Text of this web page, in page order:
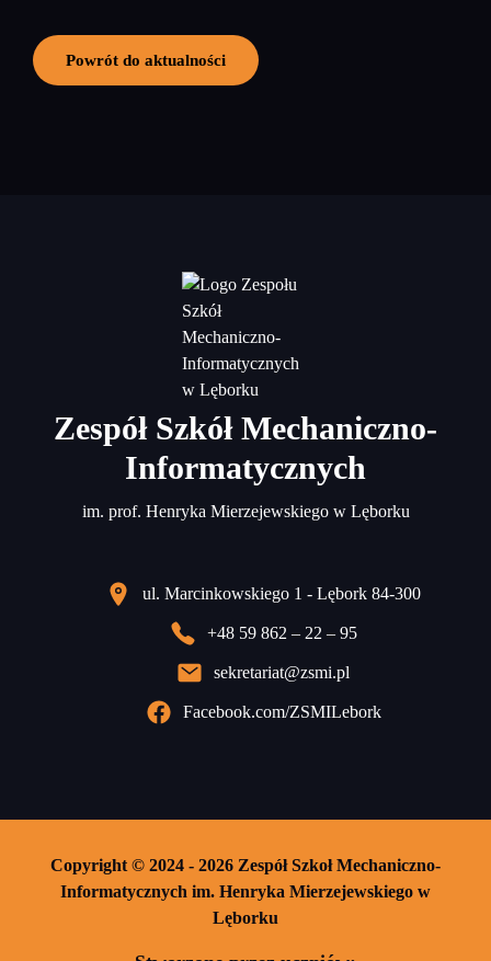
Powrót do aktualności
Zespół Szkół Mechaniczno-
Informatycznych
im. prof. Henryka Mierzejewskiego w Lęborku
ul. Marcinkowskiego 1 - Lębork 84-300
+48 59 862 – 22 – 95
sekretariat@zsmi.pl
Facebook.com/ZSMILebork
Copyright © 2024 - 2026 Zespół Szkoł Mechaniczno-
Informatycznych im. Henryka Mierzejewskiego w
Lęborku